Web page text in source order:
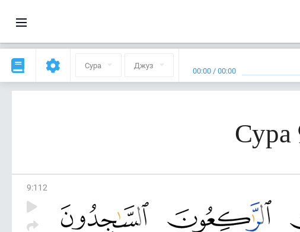
Сура Джуз 00:00 /00:00
Сура
9:112